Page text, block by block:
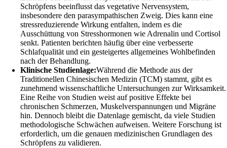
Schröpfens beeinflusst das vegetative Nervensystem,
insbesondere den parasympathischen Zweig. Dies kann eine
stressreduzierende Wirkung entfalten, indem es die
Ausschüttung von Stresshormonen wie Adrenalin und Cortisol
senkt. Patienten berichten häufig über eine verbesserte
Schlafqualität und ein gesteigertes allgemeines Wohlbefinden
nach der Behandlung.
Klinische Studienlage:Während die Methode aus der
Traditionellen Chinesischen Medizin (TCM) stammt, gibt es
zunehmend wissenschaftliche Untersuchungen zur Wirksamkeit.
Eine Reihe von Studien weist auf positive Effekte bei
chronischen Schmerzen, Muskelverspannungen und Migräne
hin. Dennoch bleibt die Datenlage gemischt, da viele Studien
methodologische Schwächen aufweisen. Weitere Forschung ist
erforderlich, um die genauen medizinischen Grundlagen des
Schröpfens zu validieren.